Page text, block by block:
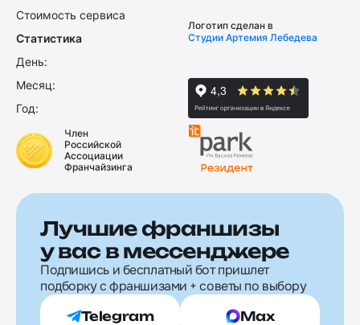
Стоимость сервиса
Статистика
День:
Месяц:
Год:
Логотип сделан в
Студии Артемия Лебедева
Член
Российской
Ассоциации
Франчайзинга
Лучшие франшизы
у вас в мессенджере
Подпишись и бесплатный бот пришлет
подборку с франшизами + советы по выбору
Telegram Max